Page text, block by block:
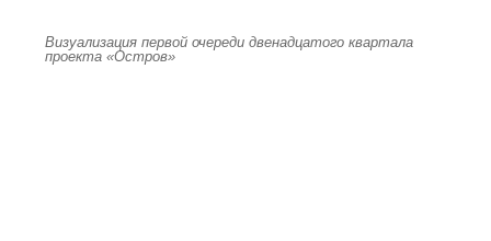
Визуализация первой очереди двенадцатого квартала
проекта «Остров»